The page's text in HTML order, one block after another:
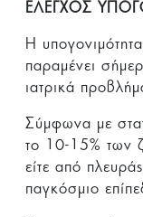
ΕΛΕΓΧΟΣ
Η
παραμένει
ιατρικά
Σύμφωνα με
το 10-15% των
είτε από
παγκόσμιο